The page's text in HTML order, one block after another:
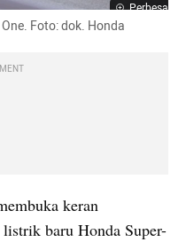
Perbesar
Foto: dok. Honda
keran
baru Honda Super-